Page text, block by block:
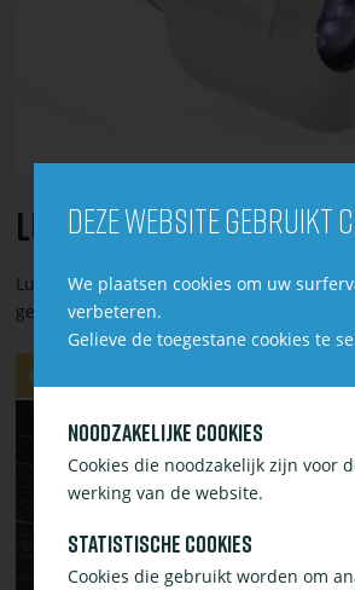
Lunaled 9 S
LunaLed is een stralend LED-verlichting
geschikt voor gebruik boven en
€ 82,95
Waterfall
Illumination
Deze website gebruikt
We plaatsen cookies om uw
verbeteren.
Gelieve de toegestane cookies te
Noodzakelijke cookies
Cookies die noodzakelijk zijn voor
werking van de website.
Statistische cookies
Cookies die gebruikt worden om